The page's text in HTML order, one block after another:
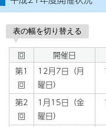
表の幅を切り替える
回 開催日
第1
回
12月7日（月
曜日）
第2
回
1月15日（金
曜日）